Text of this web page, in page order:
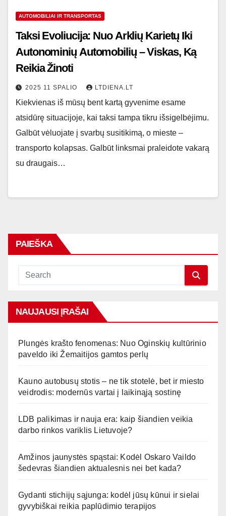
AUTOMOBILIAI IR TRANSPORTAS
Taksi Evoliucija: Nuo Arklių Karietų Iki
Autonominių Automobilių – Viskas, Ką
Reikia Žinoti
2025 11 SPALIO LTDIENA.LT
Kiekvienas iš mūsų bent kartą gyvenime esame
atsidūrę situacijoje, kai taksi tampa tikru išsigelbėjimu.
Galbūt vėluojate į svarbų susitikimą, o mieste –
transporto kolapsas. Galbūt linksmai praleidote vakarą
su draugais…
PAIEŠKA
NAUJAUSI ĮRAŠAI
Plungės krašto fenomenas: Nuo Oginskių kultūrinio
paveldo iki Žemaitijos gamtos perlų
Kauno autobusų stotis – ne tik stotelė, bet ir miesto
veidrodis: modernūs vartai į laikinąją sostinę
LDB palikimas ir nauja era: kaip šiandien veikia
darbo rinkos variklis Lietuvoje?
Amžinos jaunystės spąstai: Kodėl Oskaro Vaildo
šedevras šiandien aktualesnis nei bet kada?
Gydanti stichijų sąjunga: kodėl jūsų kūnui ir sielai
gyvybiškai reikia paplūdimio terapijos